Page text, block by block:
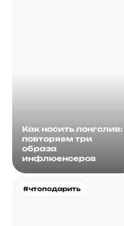
Как носить лонгслив:
повторяем три
образа
инфлюенсеров
#чтоподарить